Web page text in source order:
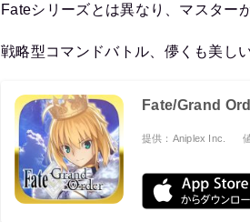
Fateシリーズとは異なり、マスター
戦略型コマンドバトル、儚くも美し
Fate/Grand
提供：Aniplex Inc.